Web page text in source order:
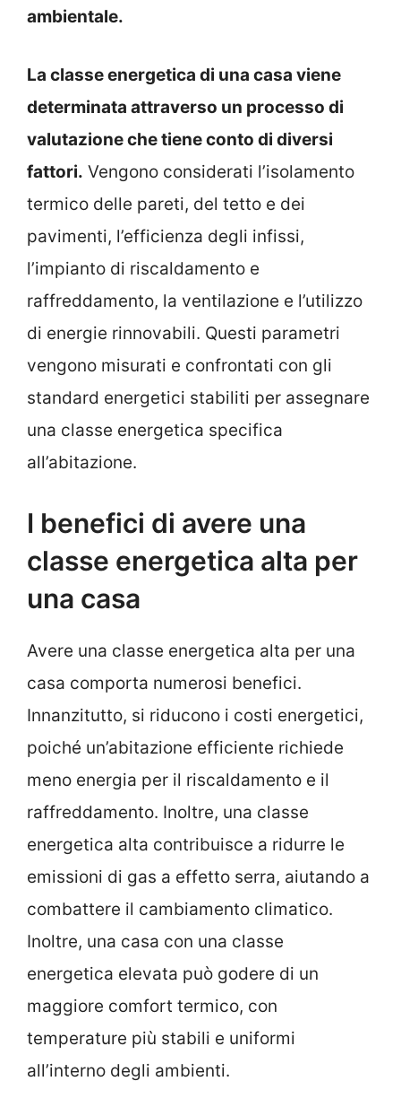
ambientale.
La classe energetica di una casa viene
determinata attraverso un processo di
valutazione che tiene conto di diversi
fattori. Vengono considerati l’isolamento
termico delle pareti, del tetto e dei
pavimenti, l’efficienza degli infissi,
l’impianto di riscaldamento e
raffreddamento, la ventilazione e l’utilizzo
di energie rinnovabili. Questi parametri
vengono misurati e confrontati con gli
standard energetici stabiliti per assegnare
una classe energetica specifica
all’abitazione.
I benefici di avere una
classe energetica alta per
una casa
Avere una classe energetica alta per una
casa comporta numerosi benefici.
Innanzitutto, si riducono i costi energetici,
poiché un’abitazione efficiente richiede
meno energia per il riscaldamento e il
raffreddamento. Inoltre, una classe
energetica alta contribuisce a ridurre le
emissioni di gas a effetto serra, aiutando a
combattere il cambiamento climatico.
Inoltre, una casa con una classe
energetica elevata può godere di un
maggiore comfort termico, con
temperature più stabili e uniformi
all’interno degli ambienti.